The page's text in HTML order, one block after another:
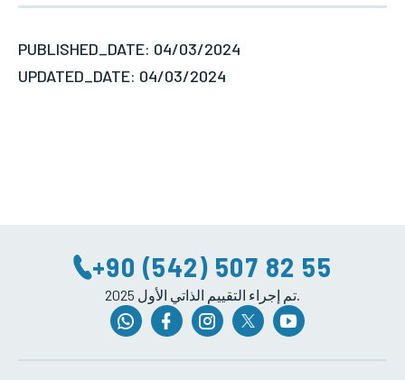
PUBLISHED_DATE: 04/03/2024
UPDATED_DATE: 04/03/2024
+90 (542) 507 82 55
2025 تم إجراء التقييم الذاتي الأول.